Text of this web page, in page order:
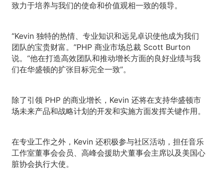
致力于培养与我们的使命和价值观相一致的领导。
“Kevin 独特的热情、专业知识和远见卓识使他成为我们
团队的宝贵财富。”PHP 商业市场总裁 Scott Burton
说。“他在打造高效团队和推动增长方面的良好业绩与我
们在华盛顿的扩张目标完全一致”。
除了引领 PHP 的商业增长，Kevin 还将在支持华盛顿市
场未来产品和战略计划的开发和实施方面发挥关键作用。
在专业工作之外，Kevin 还积极参与社区活动，担任音乐
工作室董事会会员、高峰会援助犬董事会主席以及美国心
脏协会执行大使。